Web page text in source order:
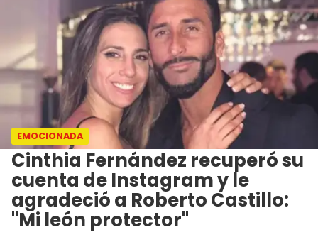
EMOCIONADA
Cinthia Fernández recuperó su
cuenta de Instagram y le
agradeció a Roberto Castillo:
"Mi león protector"